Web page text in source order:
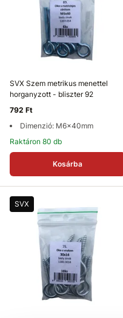
SVX Szem metrikus menettel
horganyzott - bliszter 92
792 Ft
Dimenzió: M6x40mm
Raktáron 80 db
Kosárba
SVX